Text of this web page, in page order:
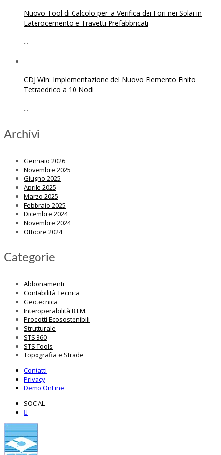
Nuovo Tool di Calcolo per la Verifica dei Fori nei Solai in
Laterocemento e Travetti Prefabbricati
...
CDJ Win: Implementazione del Nuovo Elemento Finito
Tetraedrico a 10 Nodi
...
Archivi
Gennaio 2026
Novembre 2025
Giugno 2025
Aprile 2025
Marzo 2025
Febbraio 2025
Dicembre 2024
Novembre 2024
Ottobre 2024
Categorie
Abbonamenti
Contabilità Tecnica
Geotecnica
Interoperabilità B.I.M.
Prodotti Ecosostenibili
Strutturale
STS 360
STS Tools
Topografia e Strade
Contatti
Privacy
Demo OnLine
SOCIAL